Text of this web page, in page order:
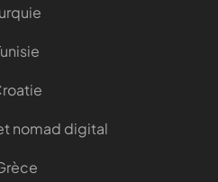
nomad digital